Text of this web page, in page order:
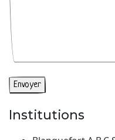
Institutions